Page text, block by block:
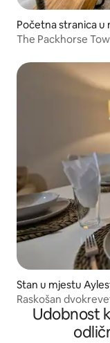
Početna stranica
The Packhorse
Stan u mjestu
Raskošan
Udobnost